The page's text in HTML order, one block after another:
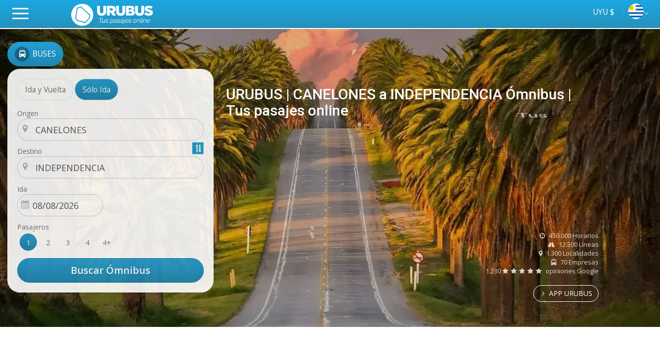
UYU $
BUSES
Ida y Vuelta Sólo Ida
Origen
Destino
Ida
Pasajeros
1
2 3 4 4+
URUBUS | CANELONES a INDEPENDENCIA Ómnibus |
Tus pasajes online
online
Tus
ómnibus
450.000 Horarios
12.300 Líneas
1.300 Localidades
70 Empresas
1.230
opiniones Google
APP URUBUS